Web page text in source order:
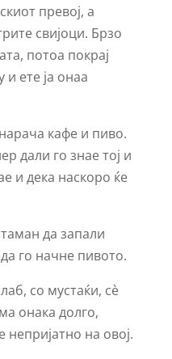
превој, а
свијоци. Брзо
потоа покрај
и ете ја онаа
кафе и пиво.
дали го знае тој и
и дека наскоро ќе
да запали
го начне пивото.
со мустаќи, сè
онака долго,
на овој.